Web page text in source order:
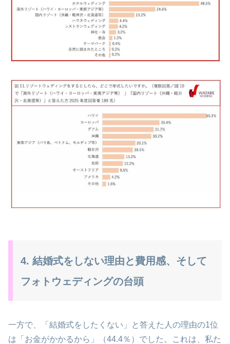
4. 結婚式をしない理由と費用感、そして
フォトウェディングの台頭
一方で、「結婚式をしたくない」と答えた人の理由の1位
は「お金がかかるから」（44.4％）でした。これは、私た